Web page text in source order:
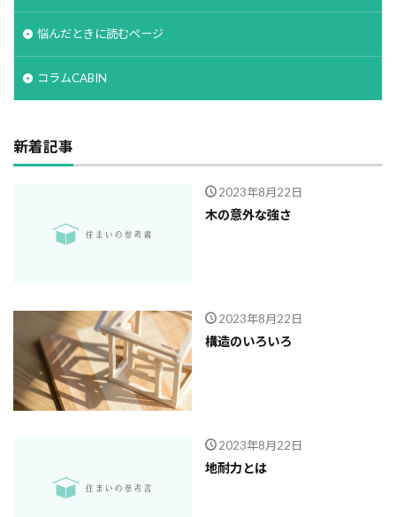
悩んだときに読むページ
コラムCABIN
新着記事
2023年8月22日
木の意外な強さ
2023年8月22日
構造のいろいろ
2023年8月22日
地耐力とは